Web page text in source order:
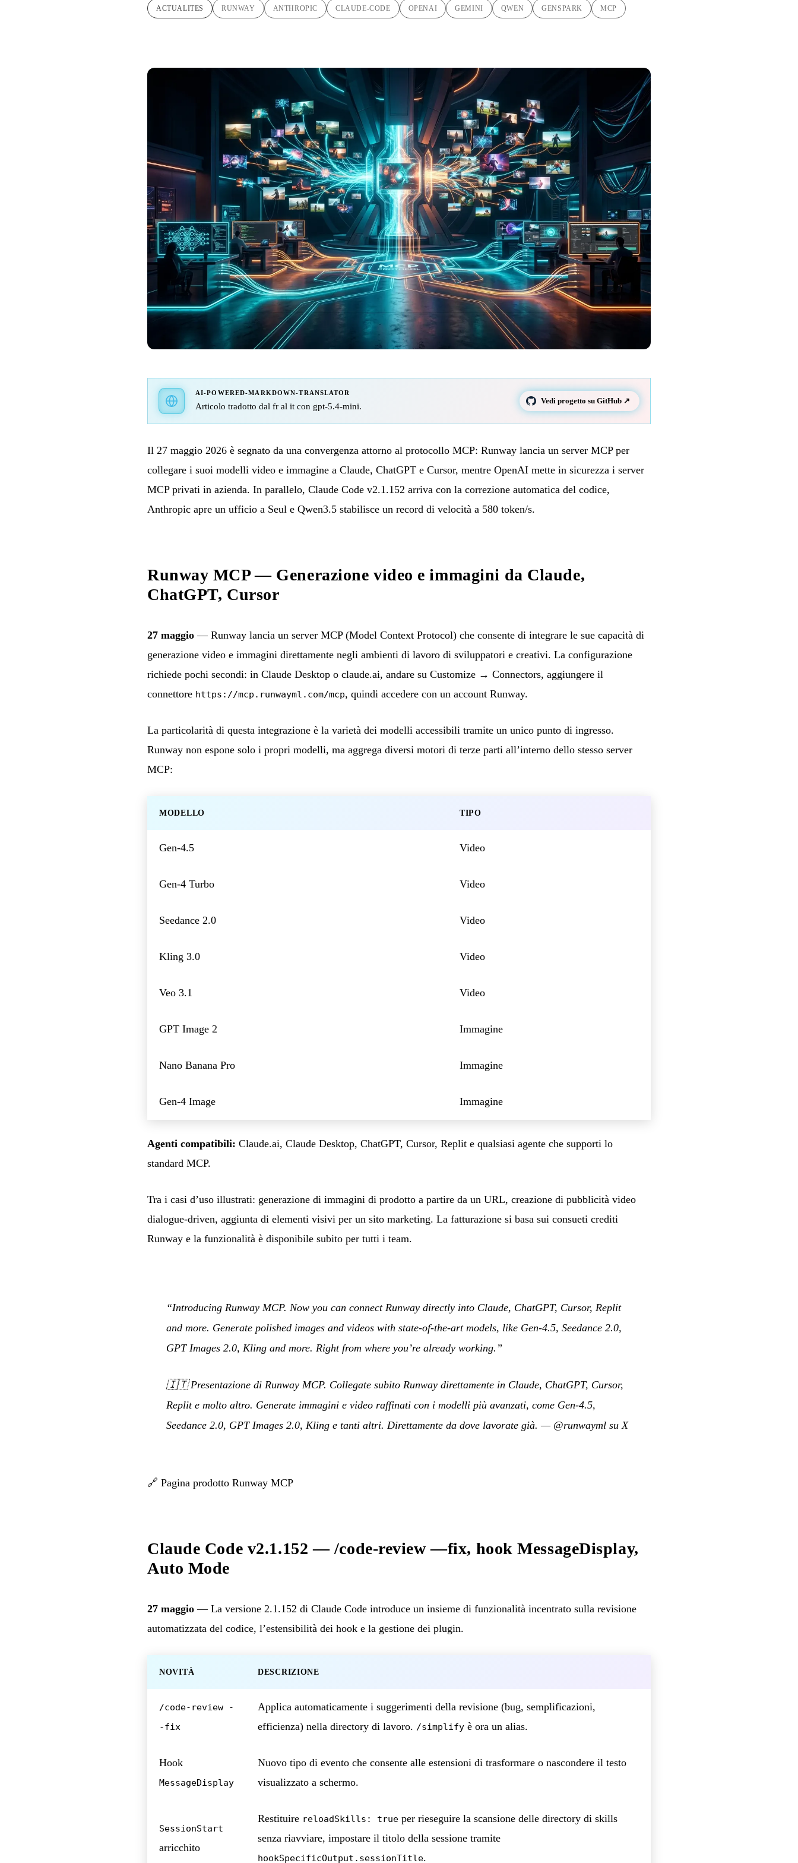
ACTUALITES RUNWAY ANTHROPIC CLAUDE-CODE OPENAI GEMINI QWEN GENSPARK MCP
AI-POWERED-MARKDOWN-TRANSLATOR
Articolo tradotto dal fr al it con gpt-5.4-mini.
Vedi progetto su GitHub ↗
Il 27 maggio 2026 è segnato da una convergenza attorno al protocollo MCP: Runway lancia un server MCP per
collegare i suoi modelli video e immagine a Claude, ChatGPT e Cursor, mentre OpenAI mette in sicurezza i server
MCP privati in azienda. In parallelo, Claude Code v2.1.152 arriva con la correzione automatica del codice,
Anthropic apre un ufficio a Seul e Qwen3.5 stabilisce un record di velocità a 580 token/s.
Runway MCP — Generazione video e immagini da Claude,
ChatGPT, Cursor
27 maggio — Runway lancia un server MCP (Model Context Protocol) che consente di integrare le sue capacità di
generazione video e immagini direttamente negli ambienti di lavoro di sviluppatori e creativi. La configurazione
richiede pochi secondi: in Claude Desktop o claude.ai, andare su Customize → Connectors, aggiungere il
connettore https://mcp.runwayml.com/mcp, quindi accedere con un account Runway.
La particolarità di questa integrazione è la varietà dei modelli accessibili tramite un unico punto di ingresso.
Runway non espone solo i propri modelli, ma aggrega diversi motori di terze parti all’interno dello stesso server
MCP:
MODELLO TIPO
Gen-4.5 Video
Gen-4 Turbo Video
Seedance 2.0 Video
Kling 3.0 Video
Veo 3.1 Video
GPT Image 2 Immagine
Nano Banana Pro Immagine
Gen-4 Image Immagine
Agenti compatibili: Claude.ai, Claude Desktop, ChatGPT, Cursor, Replit e qualsiasi agente che supporti lo
standard MCP.
Tra i casi d’uso illustrati: generazione di immagini di prodotto a partire da un URL, creazione di pubblicità video
dialogue-driven, aggiunta di elementi visivi per un sito marketing. La fatturazione si basa sui consueti crediti
Runway e la funzionalità è disponibile subito per tutti i team.
“Introducing Runway MCP. Now you can connect Runway directly into Claude, ChatGPT, Cursor, Replit
and more. Generate polished images and videos with state-of-the-art models, like Gen-4.5, Seedance 2.0,
GPT Images 2.0, Kling and more. Right from where you’re already working.”
🇮🇹Presentazione di Runway MCP. Collegate subito Runway direttamente in Claude, ChatGPT, Cursor,
Replit e molto altro. Generate immagini e video raffinati con i modelli più avanzati, come Gen-4.5,
Seedance 2.0, GPT Images 2.0, Kling e tanti altri. Direttamente da dove lavorate già. — @runwayml su X
🔗 Pagina prodotto Runway MCP
Claude Code v2.1.152 — /code-review —fix, hook MessageDisplay,
Auto Mode
27 maggio — La versione 2.1.152 di Claude Code introduce un insieme di funzionalità incentrato sulla revisione
automatizzata del codice, l’estensibilità dei hook e la gestione dei plugin.
NOVITÀ DESCRIZIONE
/code-review -
-fix
Applica automaticamente i suggerimenti della revisione (bug, semplificazioni,
efficienza) nella directory di lavoro. /simplify è ora un alias.
Hook
MessageDisplay
Nuovo tipo di evento che consente alle estensioni di trasformare o nascondere il testo
visualizzato a schermo.
SessionStart
arricchito
Restituire reloadSkills: true per rieseguire la scansione delle directory di skills
senza riavviare, impostare il titolo della sessione tramite
hookSpecificOutput.sessionTitle.